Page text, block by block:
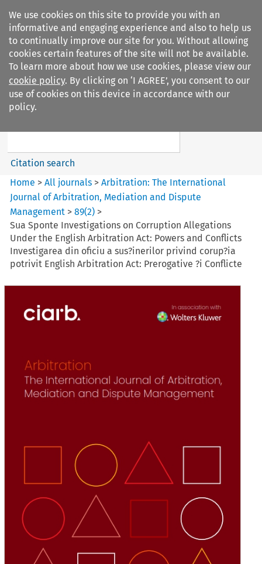
We use cookies on this site to provide you with an
informative and engaging experience and also to help us
to continually improve our site for you. Without allowing
cookies certain features of the site will not be available.
To learn more about how we use cookies, please view our
cookie policy. By clicking on ‘I AGREE’, you consent to our
use of cookies on this device in accordance with our
policy.
Search filters
Arbitration%3A The
Citation search
Home >All journals >Arbitration: The International
Journal of Arbitration, Mediation and Dispute
Management >89(2) >
Sua Sponte Investigations on Corruption Allegations
Under the English Arbitration Act: Powers and Conflicts
Investigarea din oficiu a sus?inerilor privind corup?ia
potrivit English Arbitration Act: Prerogative ?i Conflicte